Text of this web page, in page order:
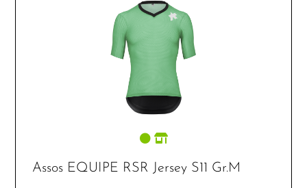
Assos EQUIPE RSR Jersey S11 Gr.M